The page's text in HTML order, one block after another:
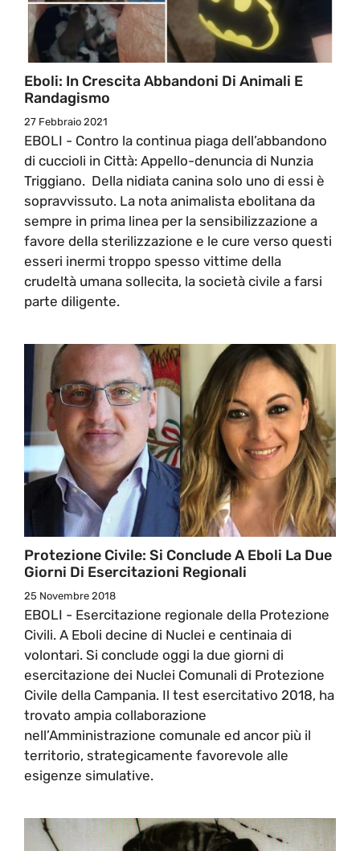
Eboli: In Crescita Abbandoni Di Animali E
Randagismo
27 Febbraio 2021
EBOLI - Contro la continua piaga dell’abbandono
di cuccioli in Città: Appello-denuncia di Nunzia
Triggiano. Della nidiata canina solo uno di essi è
sopravvissuto. La nota animalista ebolitana da
sempre in prima linea per la sensibilizzazione a
favore della sterilizzazione e le cure verso questi
esseri inermi troppo spesso vittime della
crudeltà umana sollecita, la società civile a farsi
parte diligente.
Protezione Civile: Si Conclude A Eboli La Due
Giorni Di Esercitazioni Regionali
25 Novembre 2018
EBOLI - Esercitazione regionale della Protezione
Civili. A Eboli decine di Nuclei e centinaia di
volontari. Si conclude oggi la due giorni di
esercitazione dei Nuclei Comunali di Protezione
Civile della Campania. Il test esercitativo 2018, ha
trovato ampia collaborazione
nell’Amministrazione comunale ed ancor più il
territorio, strategicamente favorevole alle
esigenze simulative.